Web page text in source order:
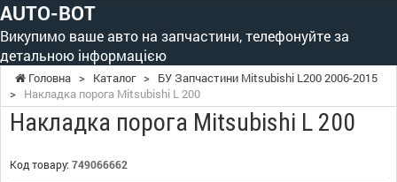
AUTO-BOT
Викупимо ваше авто на запчастини, телефонуйте за
детальною інформацією
Головна > Каталог > БУ Запчастини Mitsubishi L200 2006-2015
> Накладка порога Mitsubishi L 200
Накладка порога Mitsubishi L 200
Код товару: 749066662